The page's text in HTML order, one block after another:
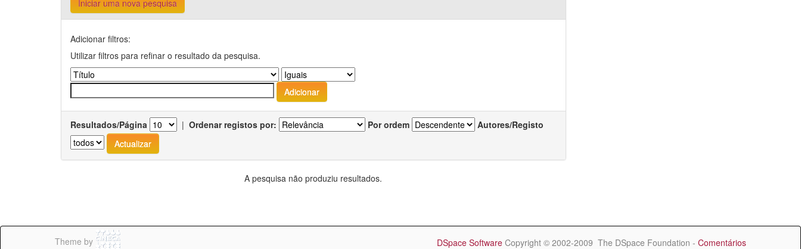
Iniciar uma nova pesquisa
Adicionar filtros:
Utilizar filtros para refinar o resultado da pesquisa.
Resultados/Página | Ordenar registos por: Por ordem Autores/Registo
A pesquisa não produziu resultados.
Theme by DSpace Software Copyright © 2002-2009 The DSpace Foundation - Comentários